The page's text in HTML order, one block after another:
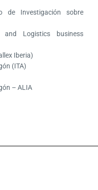
de Investigación sobre
and Logistics business
Iberia)
(ITA)
– ALIA